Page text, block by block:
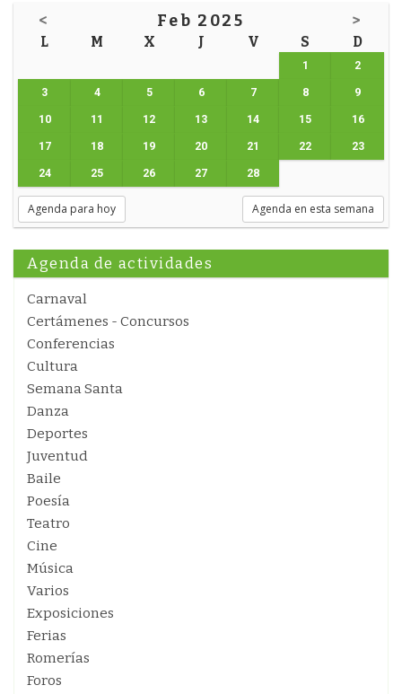
< Feb 2025 >
L M X J V S D
1 2
3 4 5 6 7 8 9
10 11 12 13 14 15 16
17 18 19 20 21 22 23
24 25 26 27 28
Agenda para hoy Agenda en esta semana
Agenda de actividades
Carnaval
Certámenes - Concursos
Conferencias
Cultura
Semana Santa
Danza
Deportes
Juventud
Baile
Poesía
Teatro
Cine
Música
Varios
Exposiciones
Ferias
Romerías
Foros